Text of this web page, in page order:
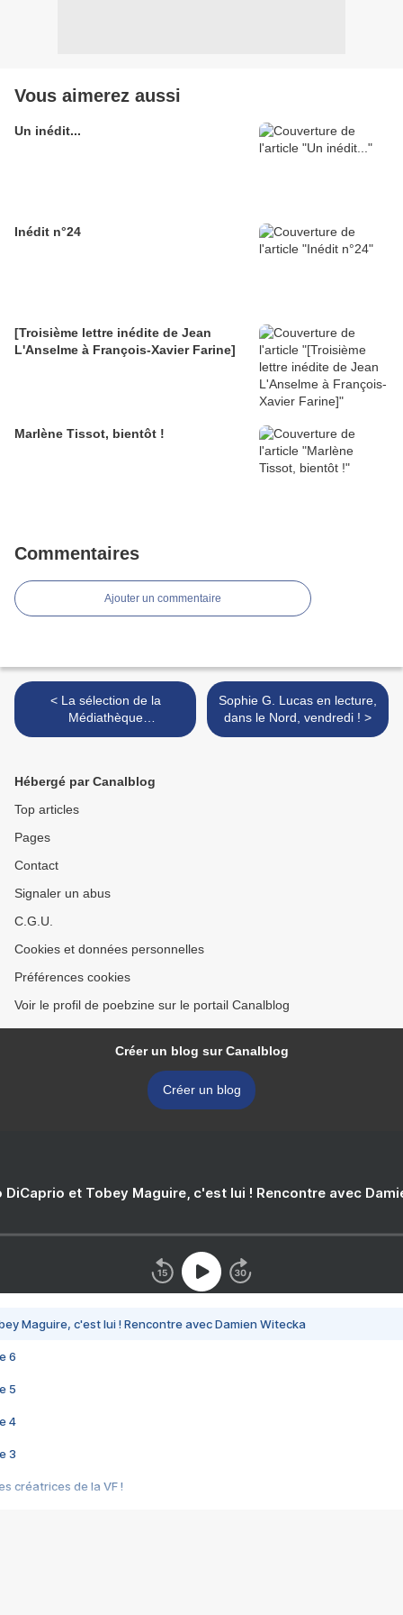
Vous aimerez aussi
Un inédit...
Inédit n°24
[Troisième lettre inédite de Jean
L'Anselme à François-Xavier Farine]
Marlène Tissot, bientôt !
Commentaires
Ajouter un commentaire
< La sélection de la
Médiathèque
départementale du Nord
Sophie G. Lucas en lecture,
dans le Nord, vendredi ! >
Hébergé par Canalblog
Top articles
Pages
Contact
Signaler un abus
C.G.U.
Cookies et données personnelles
Préférences cookies
Voir le profil de poebzine sur le portail Canalblog
Créer un blog sur Canalblog
Créer un blog
DiCaprio et Tobey Maguire, c'est lui ! Rencontre avec
Maguire, c'est lui ! Rencontre avec Damien Witecka
6
5
4
3
créatrices de la VF !